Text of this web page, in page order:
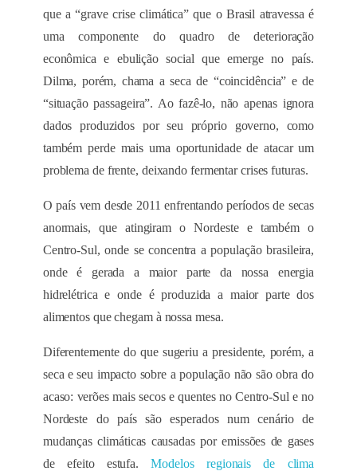
que a “grave crise climática” que o Brasil atravessa é
uma componente do quadro de deterioração
econômica e ebulição social que emerge no país.
Dilma, porém, chama a seca de “coincidência” e de
“situação passageira”. Ao fazê-lo, não apenas ignora
dados produzidos por seu próprio governo, como
também perde mais uma oportunidade de atacar um
problema de frente, deixando fermentar crises futuras.
O país vem desde 2011 enfrentando períodos de secas
anormais, que atingiram o Nordeste e também o
Centro-Sul, onde se concentra a população brasileira,
onde é gerada a maior parte da nossa energia
hidrelétrica e onde é produzida a maior parte dos
alimentos que chegam à nossa mesa.
Diferentemente do que sugeriu a presidente, porém, a
seca e seu impacto sobre a população não são obra do
acaso: verões mais secos e quentes no Centro-Sul e no
Nordeste do país são esperados num cenário de
mudanças climáticas causadas por emissões de gases
de efeito estufa.Modelos regionais de clima
conteúdo e
ofertas
personalizadas.